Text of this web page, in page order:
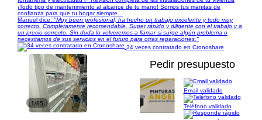
¡Todo tipo de mantenimiento al alcance de tu mano! Somos tus manitas de
confianza para que tu hogar siempre...
Manuel dice: "Muy buen profesional, ha hecho un trabajo excelente y todo muy
correcto. Completamente recomendable. Super rápido y diligente con el trabajo y a
un precio correcto. Sin duda lo volveremos a llamar si surge algún problema o
necesitamos de sus servicios en el futuro para otras reparaciones."
34 veces contratado en Cronoshare
1/85
Pedir presupuesto
Email validado
Teléfono validado